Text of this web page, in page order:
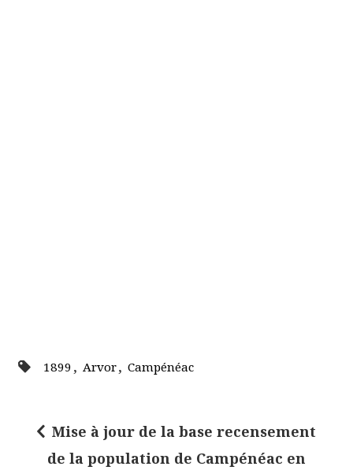
1899 , Arvor, Campénéac
Mise à jour de la base recensement
de la population de Campénéac en